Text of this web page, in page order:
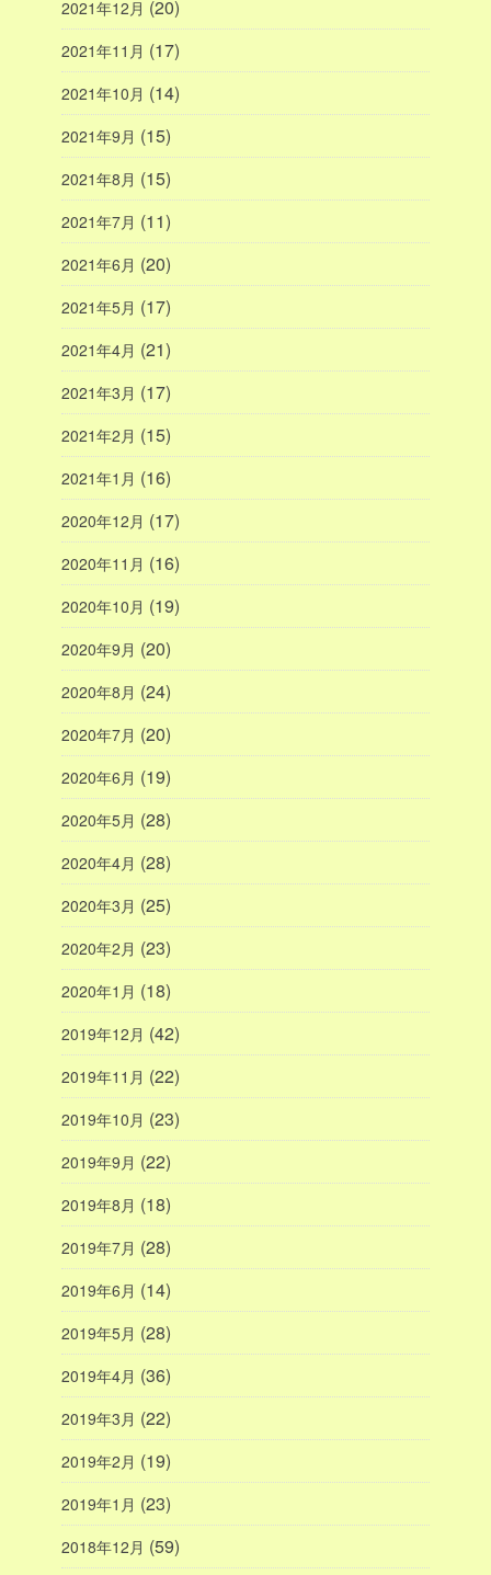
2021年12月 (20)
2021年11月 (17)
2021年10月 (14)
2021年9月 (15)
2021年8月 (15)
2021年7月 (11)
2021年6月 (20)
2021年5月 (17)
2021年4月 (21)
2021年3月 (17)
2021年2月 (15)
2021年1月 (16)
2020年12月 (17)
2020年11月 (16)
2020年10月 (19)
2020年9月 (20)
2020年8月 (24)
2020年7月 (20)
2020年6月 (19)
2020年5月 (28)
2020年4月 (28)
2020年3月 (25)
2020年2月 (23)
2020年1月 (18)
2019年12月 (42)
2019年11月 (22)
2019年10月 (23)
2019年9月 (22)
2019年8月 (18)
2019年7月 (28)
2019年6月 (14)
2019年5月 (28)
2019年4月 (36)
2019年3月 (22)
2019年2月 (19)
2019年1月 (23)
2018年12月 (59)